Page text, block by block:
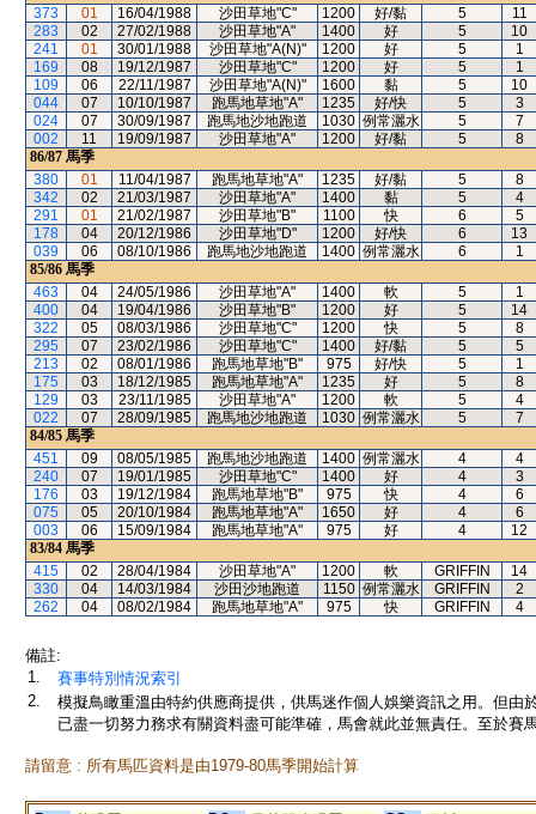
373
01 16/04/1988 沙田草地"C" 1200 好/黏 5
11
283
02 27/02/1988 沙田草地"A" 1400 好 5
10
241
01 30/01/1988 沙田草地"A(N)" 1200 好 5
1
169
08 19/12/1987 沙田草地"C" 1200 好 5
1
109
06 22/11/1987 沙田草地"A(N)" 1600 黏 5
10
044
07 10/10/1987 跑馬地草地"A" 1235 好/快 5
3
024
07 30/09/1987 跑馬地沙地跑道 1030 例常灑水 5
7
002
11 19/09/1987 沙田草地"A" 1200 好/黏 5
8
86/87 馬季
380
01 11/04/1987 跑馬地草地"A" 1235 好/黏 5
8
342
02 21/03/1987 沙田草地"A" 1400 黏 5
4
291
01 21/02/1987 沙田草地"B" 1100 快 6
5
178
04 20/12/1986 沙田草地"D" 1200 好/快 6
13
039
06 08/10/1986 跑馬地沙地跑道 1400 例常灑水 6
1
85/86 馬季
463
04 24/05/1986 沙田草地"A" 1400 軟 5
1
400
04 19/04/1986 沙田草地"B" 1200 好 5
14
322
05 08/03/1986 沙田草地"C" 1200 快 5
8
295
07 23/02/1986 沙田草地"C" 1400 好/黏 5
5
213
02 08/01/1986 跑馬地草地"B" 975 好/快 5
1
175
03 18/12/1985 跑馬地草地"A" 1235 好 5
8
129
03 23/11/1985 沙田草地"A" 1200 軟 5
4
022
07 28/09/1985 跑馬地沙地跑道 1030 例常灑水 5
7
84/85 馬季
451
09 08/05/1985 跑馬地沙地跑道 1400 例常灑水 4
4
240
07 19/01/1985 沙田草地"C" 1400 好 4
3
176
03 19/12/1984 跑馬地草地"B" 975 快 4
6
075
05 20/10/1984 跑馬地草地"A" 1650 好 4
6
003
06 15/09/1984 跑馬地草地"A" 975 好 4
12
83/84 馬季
415
02 28/04/1984 沙田草地"A" 1200 軟 GRIFFIN
14
330
04 14/03/1984 沙田沙地跑道 1150 例常灑水 GRIFFIN
2
262
04 08/02/1984 跑馬地草地"A" 975 快 GRIFFIN 4
備註:
1.
賽事特別情況索引
2.
模擬鳥瞰重溫由特約供應商提供，供馬迷作個人娛樂資訊之用。但
已盡一切努力務求有關資料盡可能準確，馬會就此並無責任。至於賽
請留意 : 所有馬匹資料是由1979-80馬季開始計算